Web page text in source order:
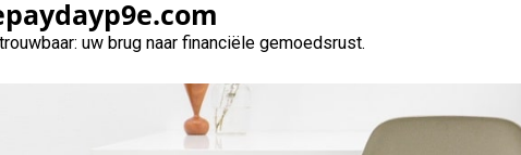
uw brug naar financiële gemoedsrust.